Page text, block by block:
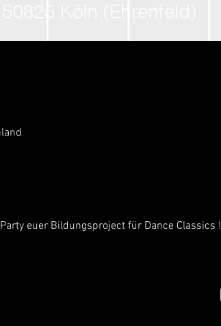
euer Bildungsproject für Dance Classics !